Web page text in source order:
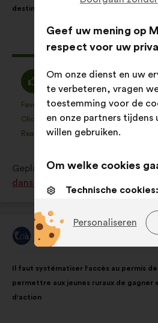
het
voorstel:
destination des jeunes, afin de tisser
Dit
kreeg:
60
volgende
verdeling:
Mee
eens
:
voorstel
als:
Favoriet
: 10
keer
Cliché
: 1
keer
Realistisch
:keer
Geplaatst in Comment
dans votre territoire ?
Voorstel Chemins D'avenirs
van
het
voorstel:
Il faut systématiser l'accès au permis de
permettre aux jeunes ruraux de
d'action
de
volgende
verdeling:
Geef uw mening op
respect voor uw
Om onze dienst en uw
te verbeteren, vragen
toestemming voor de
en onze partners tijdens
willen gebruiken.
Om welke cookies
Technische cookies:
de site
onze website te
Statistische cookies:
Personaliseren